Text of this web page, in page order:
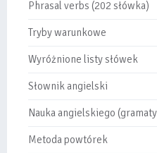
Phrasal verbs (202 słówka)
Tryby warunkowe
Wyróżnione listy słówek
Słownik angielski
Nauka angielskiego
Metoda powtórek